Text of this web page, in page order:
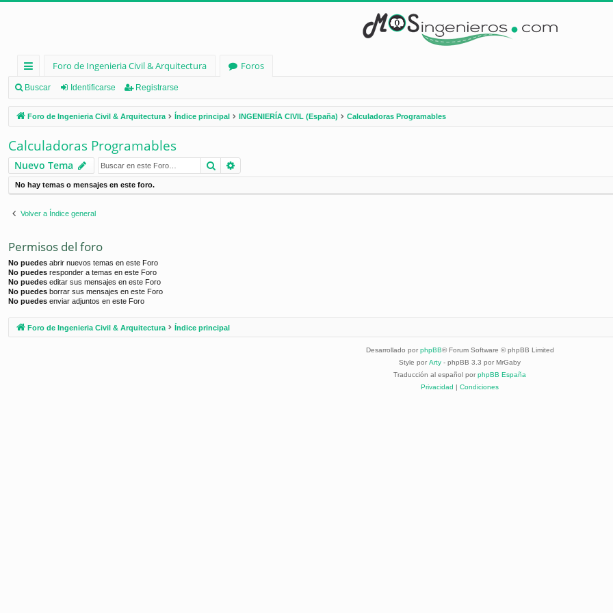
nl
ac
es
rá
pi
d
os
Foro de Ingenieria Civil & Arquitectura
Foros
Buscar Identificarse Registrarse
Foro de Ingenieria Civil & Arquitectura Índice principal INGENIERÍA CIVIL (España) Calculadoras Programables
Calculadoras Programables
Nuevo Tema Buscar
No hay temas o mensajes en este foro.
Volver a Índice general
Permisos del foro
No puedes abrir nuevos temas en este Foro
No puedes responder a temas en este Foro
No puedes editar sus mensajes en este Foro
No puedes borrar sus mensajes en este Foro
No puedes enviar adjuntos en este Foro
Foro de Ingenieria Civil & Arquitectura Índice principal
Desarrollado por phpBB® Forum Software © phpBB Limited
Style por Arty - phpBB 3.3 por MrGaby
Traducción al español por phpBB España
Privacidad | Condiciones